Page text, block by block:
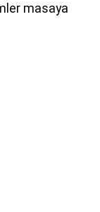
masaya